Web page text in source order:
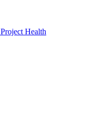
Project Health